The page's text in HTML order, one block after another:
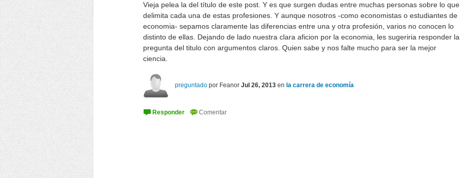
Vieja pelea la del título de este post. Y es que surgen dudas entre muchas personas sobre lo que
delimita cada una de estas profesiones. Y aunque nosotros -como economistas o estudiantes de
economia- sepamos claramente las diferencias entre una y otra profesión, varios no conocen lo
distinto de ellas. Dejando de lado nuestra clara aficion por la economia, les sugeriria responder la
pregunta del titulo con argumentos claros. Quien sabe y nos falte mucho para ser la mejor
ciencia.
preguntado por Feanor Jul 26, 2013 en la carrera de economía